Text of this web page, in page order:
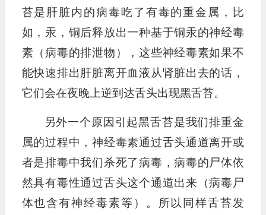
苔是肝脏内的病毒吃了有毒的重金属，比
如，汞，铜后释放出一种基于铜汞的神经毒
素（病毒的排泄物），这些神经毒素如果不
能快速排出肝脏离开血液从肾脏出去的话，
它们会在夜晚上逆到达舌头出现黑舌苔。
另外一个原因引起黑舌苔是我们排重金
属的过程中，神经毒素通过舌头通道离开或
者是排毒中我们杀死了病毒，病毒的尸体依
然具有毒性通过舌头这个通道出来（病毒尸
体也含有神经毒素等）。所以同样舌苔发